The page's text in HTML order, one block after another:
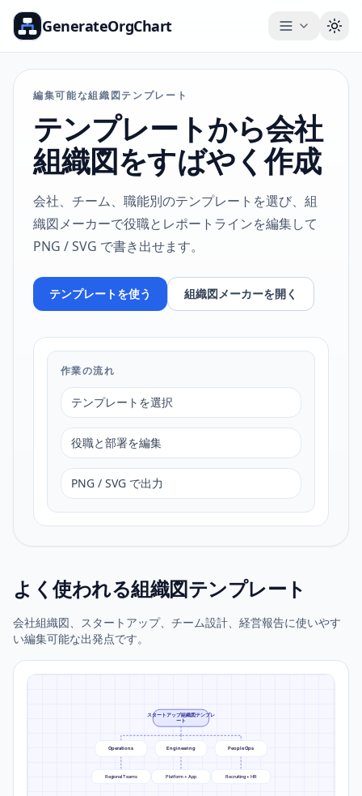
GenerateOrgChart
編集可能な組織図テンプレート
テンプレートから会社
組織図をすばやく作成
会社、チーム、職能別のテンプレートを選び、組
織図メーカーで役職とレポートラインを編集して
PNG / SVG で書き出せます。
テンプレートを使う 組織図メーカーを開く
作業の流れ
テンプレートを選択
役職と部署を編集
PNG / SVG で出力
よく使われる組織図テンプレート
会社組織図、スタートアップ、チーム設計、経営報告に使いやす
い編集可能な出発点です。
スタートアップ組織図テンプレ
ート
Operations Engineering People Ops
Regional Teams Platform + App Recruiting + HR